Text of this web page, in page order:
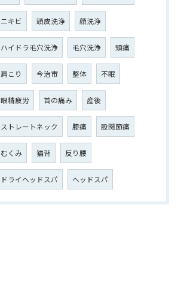
ニキビ 頭皮洗浄 顔洗浄
ハイドラ毛穴洗浄 毛穴洗浄 頭痛
肩こり 今治市 整体 不眠
眼精疲労 首の痛み 産後
ストレートネック 膝痛 股関節痛
むくみ 猫背 反り腰
ドライヘッドスパ ヘッドスパ